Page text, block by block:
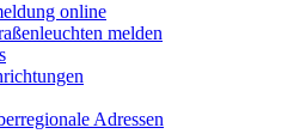
online
melden
Adressen